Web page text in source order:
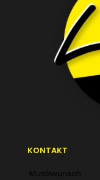
KONTAKT
Musikwunsch